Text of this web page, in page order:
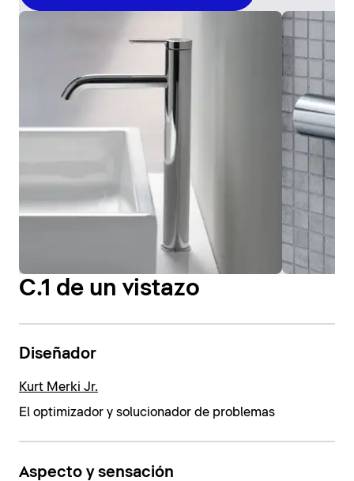
C.1 de un vistazo
Diseñador
Kurt Merki Jr.
El optimizador y solucionador de problemas
Aspecto y sensación